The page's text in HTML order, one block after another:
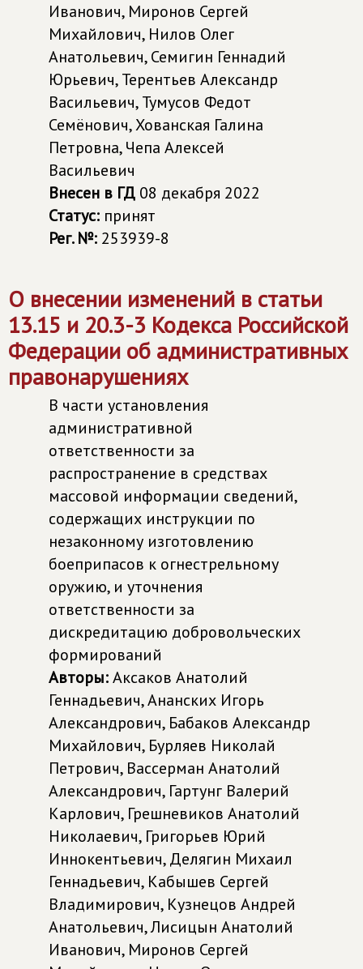
Иванович, Миронов Сергей
Михайлович, Нилов Олег
Анатольевич, Семигин Геннадий
Юрьевич, Терентьев Александр
Васильевич, Тумусов Федот
Семёнович, Хованская Галина
Петровна, Чепа Алексей
Васильевич
Внесен в ГД 08 декабря 2022
Статус: принят
Рег. №: 253939-8
О внесении изменений в статьи
13.15 и 20.3-3 Кодекса Российской
Федерации об административных
правонарушениях
В части установления
административной
ответственности за
распространение в средствах
массовой информации сведений,
содержащих инструкции по
незаконному изготовлению
боеприпасов к огнестрельному
оружию, и уточнения
ответственности за
дискредитацию добровольческих
формирований
Авторы:Аксаков Анатолий
Геннадьевич, Ананских Игорь
Александрович, Бабаков Александр
Михайлович, Бурляев Николай
Петрович, Вассерман Анатолий
Александрович, Гартунг Валерий
Карлович, Грешневиков Анатолий
Николаевич, Григорьев Юрий
Иннокентьевич, Делягин Михаил
Геннадьевич, Кабышев Сергей
Владимирович, Кузнецов Андрей
Анатольевич, Лисицын Анатолий
Иванович, Миронов Сергей